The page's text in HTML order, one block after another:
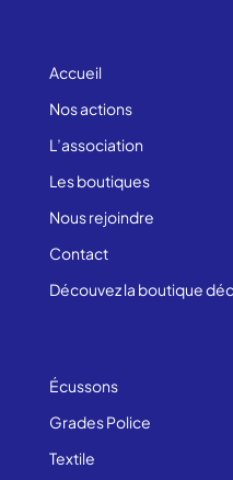
Accueil
Nos actions
L’association
Les boutiques
Nous rejoindre
Contact
Découvez la boutique
Écussons
Grades Police
Textile